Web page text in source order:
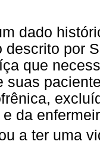
dado
descrito por
que
suas
da
a ter uma